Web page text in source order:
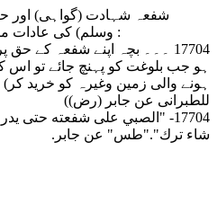
شفعہ شہادت (گواہی) اور
وسلم) کی عادات مبارکہ کتاب الشفعۃ من الاقوال :
17704 ۔۔۔ بچہ اپنے شفعہ کے
ہو جب بلوغت کو پہنچ جائے تو اس
ہونے والی زمین وغیرہ کو خرید
للطبرانی عن جابر (رض))
17704- "الصبي على شفعته حتى
شاء ترك"."طس" عن جابر.